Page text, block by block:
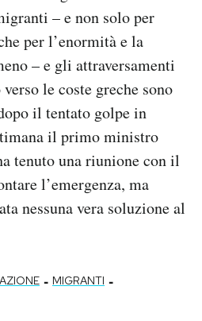
– e non solo per
per l’enormità e la
– e gli attraversamenti
le coste greche sono
il tentato golpe in
il primo ministro
tenuto una riunione con il
l’emergenza, ma
nessuna vera soluzione al
- MIGRANTI -